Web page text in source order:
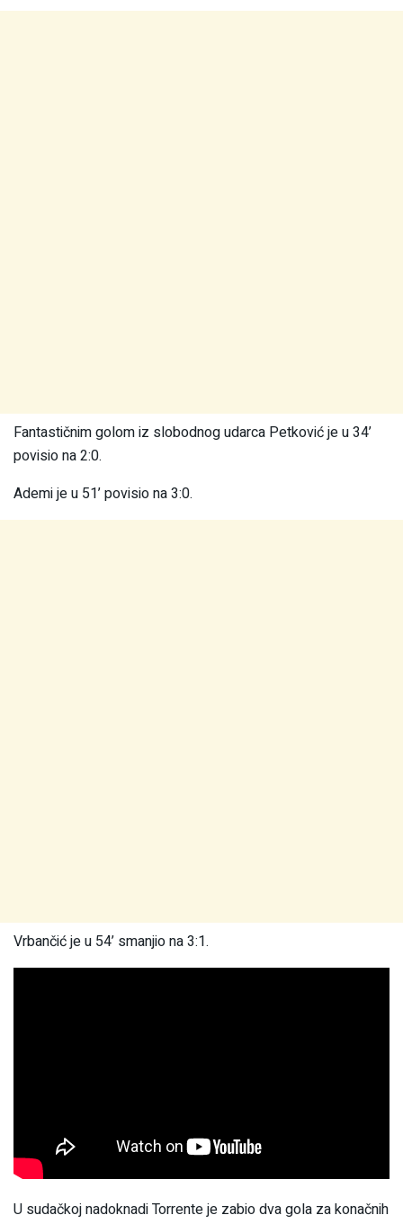
Fantastičnim golom iz slobodnog udarca Petković je u 34’
povisio na 2:0.
Ademi je u 51’ povisio na 3:0.
Vrbančić je u 54’ smanjio na 3:1.
U sudačkoj nadoknadi Torrente je zabio dva gola za konačnih